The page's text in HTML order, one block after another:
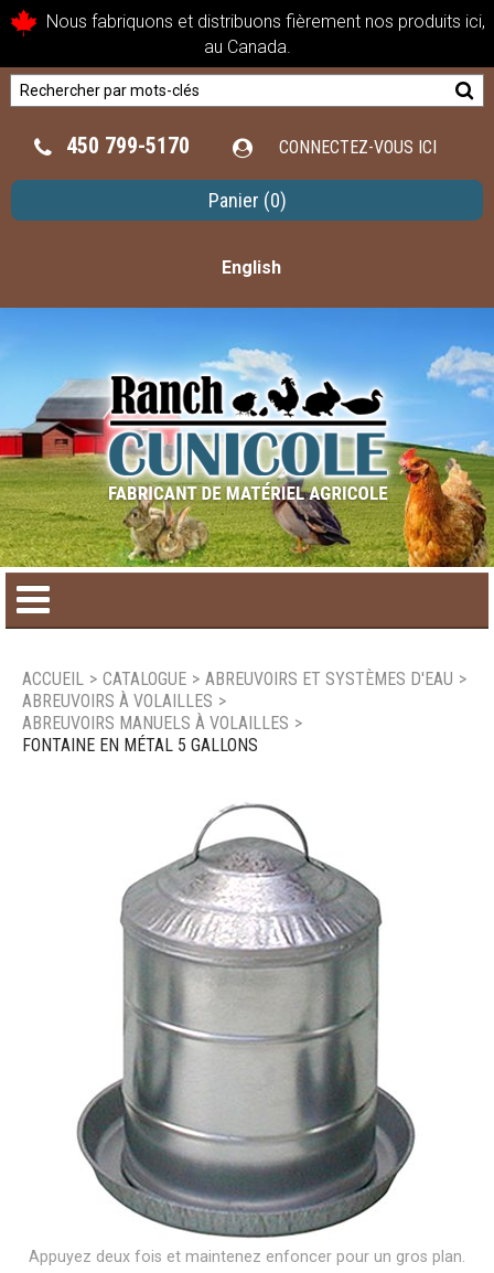
Nous fabriquons et distribuons fièrement nos produits ici,
au Canada.
450 799-5170 CONNECTEZ-VOUS ICI
Panier (0)
English
Catalogue de produit
Nouveaux produits
Nous joindre
ACCUEIL > CATALOGUE > ABREUVOIRS ET SYSTÈMES D'EAU >
ABREUVOIRS À VOLAILLES >
ABREUVOIRS MANUELS À VOLAILLES >
FONTAINE EN MÉTAL 5 GALLONS
Appuyez deux fois et maintenez enfoncer pour un gros plan.